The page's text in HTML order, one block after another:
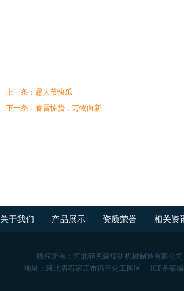
河北菲克森煤矿
电话同微信
上一条：愚人节快乐
下一条：春雷惊蛰，万物向新
关于我们 产品展示 资质荣誉 相关资
版权所有：河北菲克森煤矿机械制造有限公司
地址：河北省石家庄市循环化工园区
ICP备案